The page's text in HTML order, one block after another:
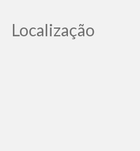
Localização